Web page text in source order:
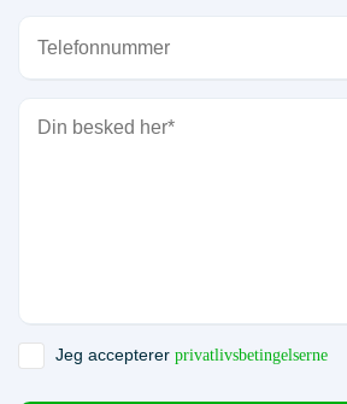
Jeg accepterer privatlivsbetingelserne